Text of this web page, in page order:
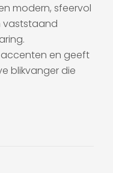
modern, sfeervol
vaststaand
accenten en geeft
blikvanger die